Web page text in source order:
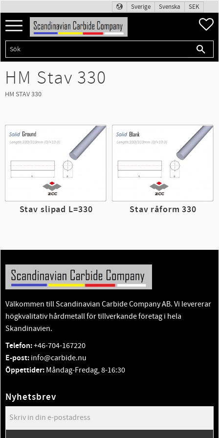
Meny
Sverige Svenska SEK
HM Stav 330
HM STAV 330
Stav slipad L=330 Stav råform 330
Välkommen till Scandinavian Carbide Company AB. Vi levererar
högkvalitativ hårdmetall för tillverkande företag i hela
Skandinavien.
Telefon:+46-704-167220
E-post: info@carbide.nu
Öppettider: Måndag-Fredag, 8-16:30
Nyhetsbrev